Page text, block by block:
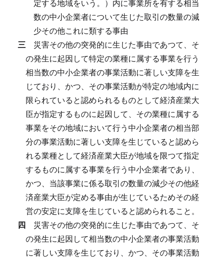
定する地域をいう。）内に事業所を有する相当
数の中小企業者について生じた取引の数量の減
少その他これに類する事由
三 災害その他の突発的に生じた事由であつて、そ
の発生に起因して特定の業種に属する事業を行う
相当数の中小企業者の事業活動に著しい支障を生
じており、かつ、その事業活動が特定の地域内に
限られていると認められるものとして経済産業大
臣が指定するものに起因して、その業種に属する
事業をその地域において行う中小企業者の相当部
分の事業活動に著しい支障を生じていると認めら
れる業種として経済産業大臣が地域を限つて指定
するものに属する事業を行う中小企業者であり、
かつ、当該事業に係る取引の数量の減少その他経
済産業大臣が定める事由が生じているためその経
営の安定に支障を生じていると認められること。
四 災害その他の突発的に生じた事由であつて、そ
の発生に起因して相当数の中小企業者の事業活動
に著しい支障を生じており、かつ、その事業活動